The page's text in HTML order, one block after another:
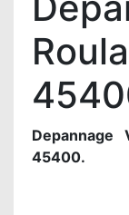
Depannage
45400.